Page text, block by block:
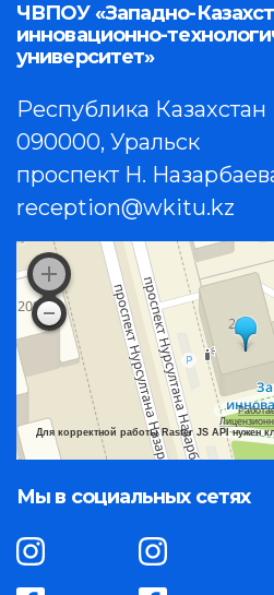
ЧВПОУ «Западно-
инновационно-
университет»
Республика Казахстан
090000, Уральск
проспект Н.
reception@wkitu.kz
Для корректной работы Raster JS API нужен
Мы в социальных сетях